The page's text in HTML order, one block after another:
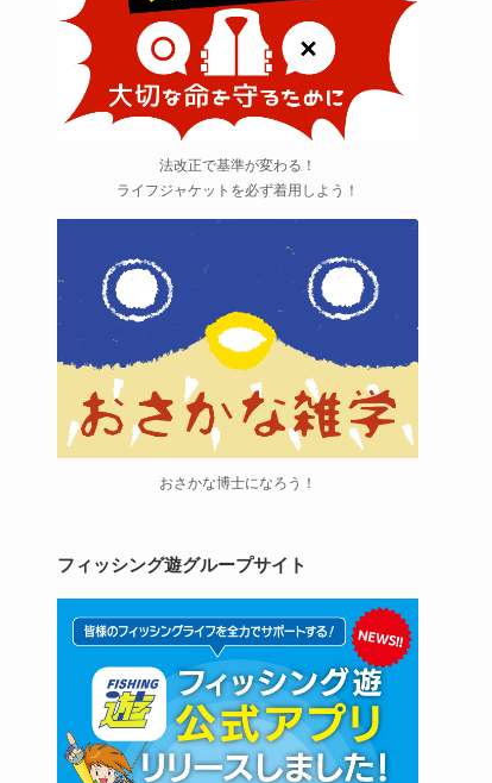
法改正で基準が変わる！
ライフジャケットを必ず着用しよう！
おさかな博士になろう！
フィッシング遊グループサイト